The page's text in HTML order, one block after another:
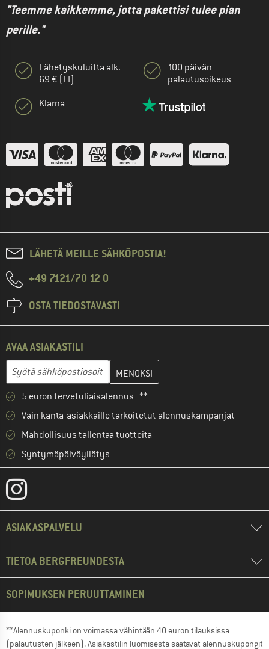
"Teemme kaikkemme, jotta pakettisi tulee pian
perille."
Lähetyskuluitta alk.
69 € (FI)
Klarna
100 päivän
palautusoikeus
LÄHETÄ MEILLE SÄHKÖPOSTIA!
+49 7121/70 12 0
OSTA TIEDOSTAVASTI
AVAA ASIAKASTILI
Sähköpostiosoite
Anna sähköpostiosoitteesi ja luo seuraavassa vaiheessa
5 euron tervetuliaisalennus **
Vain kanta-asiakkaille tarkoitetut alennuskampanjat
Mahdollisuus tallentaa tuotteita
Syntymäpäiväyllätys
ASIAKASPALVELU
TIETOA BERGFREUNDESTA
SOPIMUKSEN PERUUTTAMINEN
**Alennuskuponki on voimassa vähintään 40 euron tilauksissa
(palautusten jälkeen). Asiakastilin luomisesta saatavat alennuskupongit